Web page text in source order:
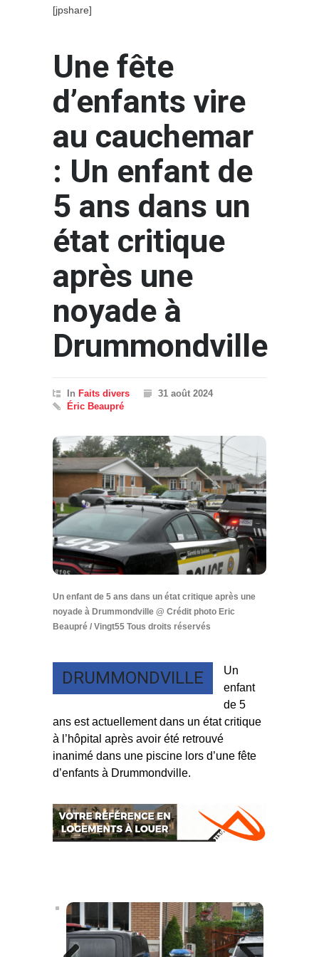
[jpshare]
Une fête
d’enfants vire
au cauchemar
: Un enfant de
5 ans dans un
état critique
après une
noyade à
Drummondville
In Faits divers
31 août 2024
Éric Beaupré
Un enfant de 5 ans dans un état critique après une
noyade à Drummondville @ Crédit photo Eric
Beaupré / Vingt55 Tous droits réservés
DRUMMONDVILLE
Un
enfant
de 5
ans est actuellement dans un état critique
à l’hôpital après avoir été retrouvé
inanimé dans une piscine lors d’une fête
d’enfants à Drummondville.